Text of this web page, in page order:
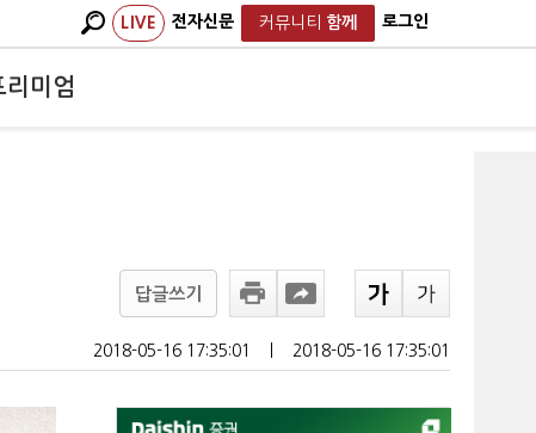
LIVE 전자신문 커뮤니티 함께 로그인
리미엄
답글쓰기
2018-05-16 17:35:01 2018-05-16 17:35:01